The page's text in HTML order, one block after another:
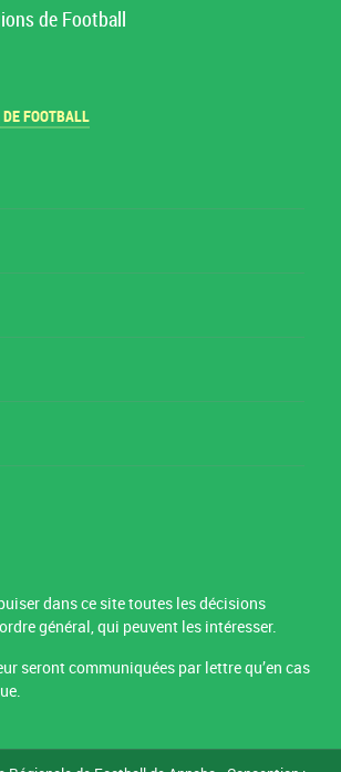
de Football
FOOTBALL
dans ce site toutes les décisions
général, qui peuvent les intéresser.
seront communiquées par lettre qu’en cas